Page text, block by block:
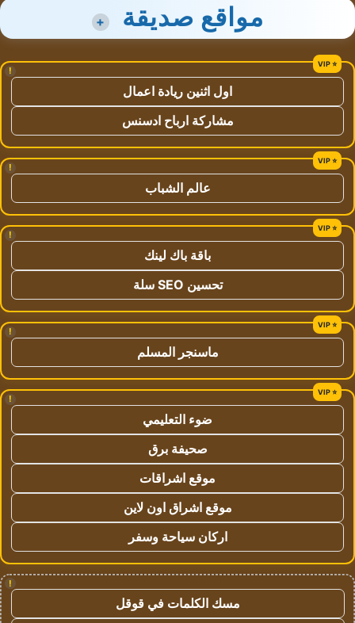
مواقع صديقة +
!
اول اثنين ريادة اعمال
مشاركة ارباح ادسنس
!
عالم الشباب
!
باقة باك لينك
تحسين SEO سلة
!
ماسنجر المسلم
!
ضوء التعليمي
صحيفة برق
موقع اشراقات
موقع اشراق اون لاين
اركان سياحة وسفر
!
مسك الكلمات في قوقل